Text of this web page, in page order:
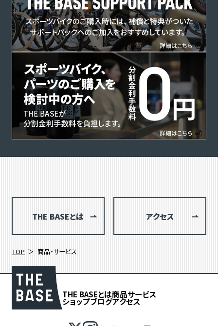
THE BASEとは アクセス
TOP 商品・サービス
THE BASEとは商品サービス
ショップブログアクセス